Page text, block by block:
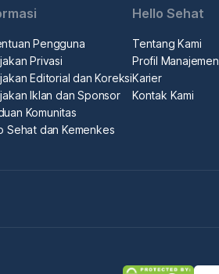
Pengguna
Privasi
Editorial dan Koreksi
Iklan dan Sponsor
Komunitas
Sehat dan Kemenkes
Hello Sehat
Tentang Kami
Profil Manajemen
Karier
Kontak Kami